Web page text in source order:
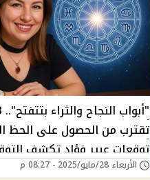
تقترب من الحصول على الحظ
توقعات عبير فؤاد تكشف
المحظوظة
الأربعاء 28/مايو/2025 - 08:27 م